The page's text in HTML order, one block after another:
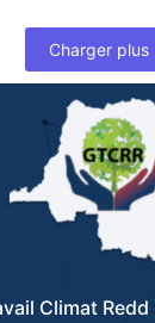
Charger plus
Climat Redd